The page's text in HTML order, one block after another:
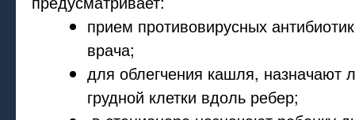
прием противовирусных
врача;
для облегчения кашля, назначают
грудной клетки вдоль ребер;